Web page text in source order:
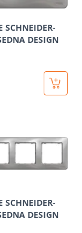
SCHNEIDER-
DESIGN
SCHNEIDER-
DESIGN